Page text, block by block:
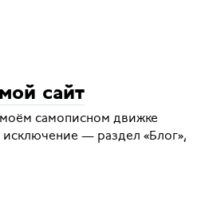
сайт
самописном движке
— раздел «Блог»,